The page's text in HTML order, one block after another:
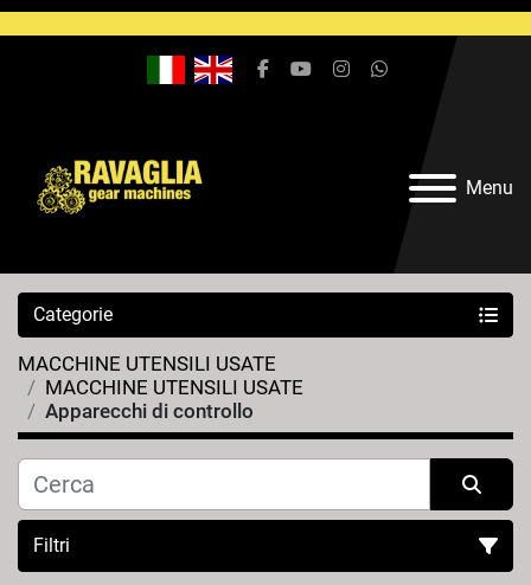
Menu
facebookyoutubeinstagramwhatsapp
Categorie
MACCHINE UTENSILI USATE
MACCHINE UTENSILI USATE
Apparecchi di controllo
Filtri